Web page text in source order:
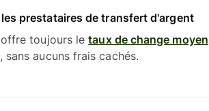
prestataires de transfert d'argent
offre toujours letaux de change moyen
, sans aucuns frais cachés.